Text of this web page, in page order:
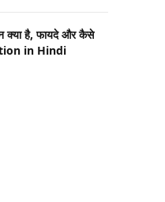
क्या है, फायदे और कैसे
in Hindi